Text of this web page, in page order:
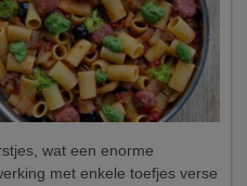
wat een enorme
met enkele toefjes verse